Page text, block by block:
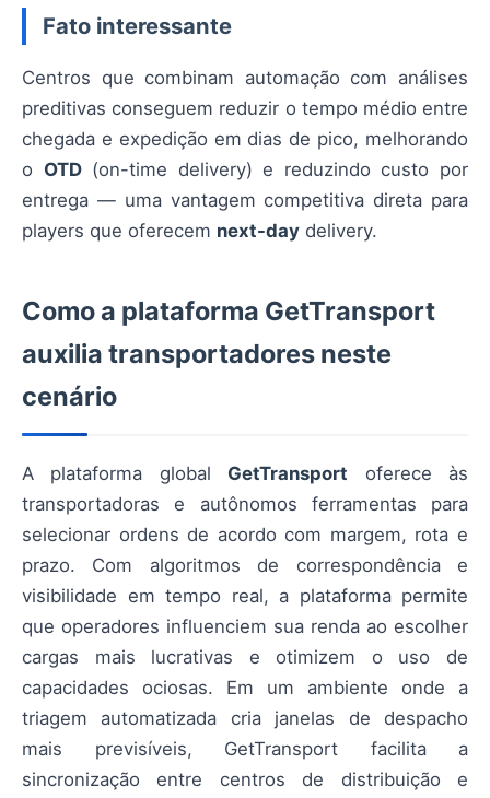
Fato interessante
Centros que combinam automação com análises
preditivas conseguem reduzir o tempo médio entre
chegada e expedição em dias de pico, melhorando
o OTD(on-time delivery) e reduzindo custo por
entrega — uma vantagem competitiva direta para
players que oferecem next-day delivery.
Como a plataforma GetTransport
auxilia transportadores neste
cenário
A plataforma global GetTransport oferece às
transportadoras e autônomos ferramentas para
selecionar ordens de acordo com margem, rota e
prazo. Com algoritmos de correspondência e
visibilidade em tempo real, a plataforma permite
que operadores influenciem sua renda ao escolher
cargas mais lucrativas e otimizem o uso de
capacidades ociosas. Em um ambiente onde a
triagem automatizada cria janelas de despacho
mais previsíveis, GetTransport facilita a
sincronização entre centros de distribuição e